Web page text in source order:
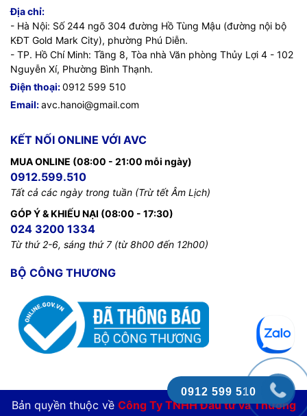
Địa chỉ:
- Hà Nội: Số 244 ngõ 304 đường Hồ Tùng Mậu (đường nội bộ
KĐT Gold Mark City), phường Phú Diễn.
- TP. Hồ Chí Minh: Tầng 8, Tòa nhà Văn phòng Thủy Lợi 4 - 102
Nguyễn Xí, Phường Bình Thạnh.
Điện thoại:0912 599 510
Email:avc.hanoi@gmail.com
KẾT NỐI ONLINE VỚI AVC
MUA ONLINE (08:00 - 21:00 mỗi ngày)
0912.599.510
Tất cả các ngày trong tuần (Trừ tết Âm Lịch)
GÓP Ý & KHIẾU NẠI (08:00 - 17:30)
024 3200 1334
Từ thứ 2-6, sáng thứ 7 (từ 8h00 đến 12h00)
BỘ CÔNG THƯƠNG
Bản quyền thuộc về Công Ty TNHH Đầu tư và Thương
0912 599 510